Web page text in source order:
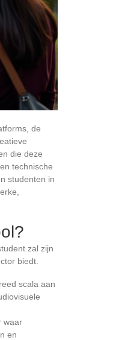
de
die deze
technische
studenten in
zal zijn
biedt.
scala aan
waar
en